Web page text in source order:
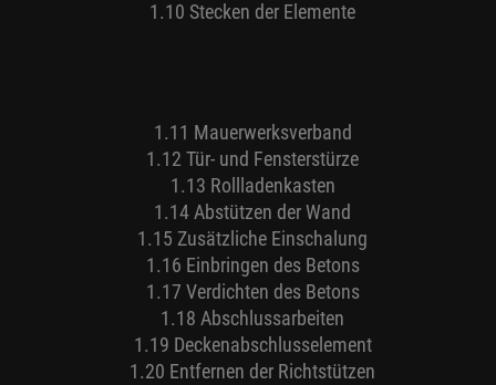
1.10 Stecken der Elemente
1.11 Mauerwerksverband
1.12 Tür- und Fensterstürze
1.13 Rollladenkasten
1.14 Abstützen der Wand
1.15 Zusätzliche Einschalung
1.16 Einbringen des Betons
1.17 Verdichten des Betons
1.18 Abschlussarbeiten
1.19 Deckenabschlusselement
1.20 Entfernen der Richtstützen